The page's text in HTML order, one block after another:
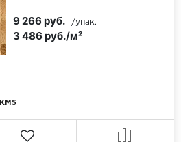
CronaFloor
Dolce Flooring
КМ5
3 486 руб./м²
9 266 руб. /упак.